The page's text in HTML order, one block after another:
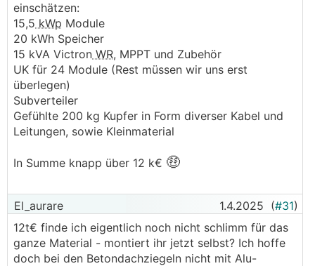
einschätzen:
15,5 kWp Module
20 kWh Speicher
15 kVA Victron WR, MPPT und Zubehör
UK für 24 Module (Rest müssen wir uns erst
überlegen)
Subverteiler
Gefühlte 200 kg Kupfer in Form diverser Kabel und
Leitungen, sowie Kleinmaterial
In Summe knapp über 12 k€ 🤑
El_aurare 1.4.2025 (#31)
12t€ finde ich eigentlich noch nicht schlimm für das
ganze Material - montiert ihr jetzt selbst? Ich hoffe
doch bei den Betondachziegeln nicht mit Alu-